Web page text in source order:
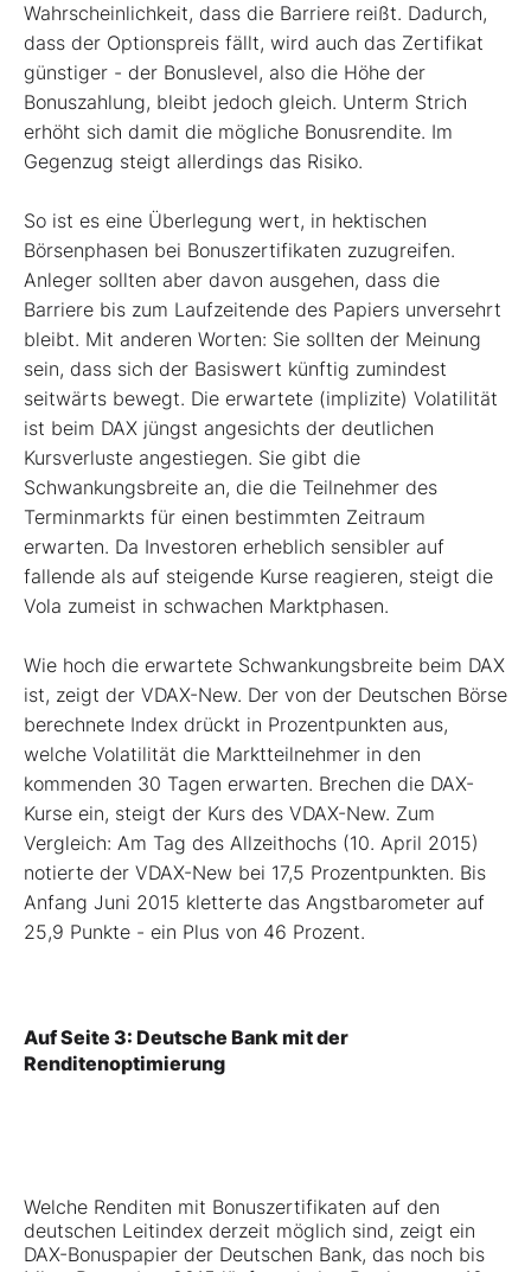
Wahrscheinlichkeit, dass die Barriere reißt. Dadurch,
dass der Optionspreis fällt, wird auch das Zertifikat
günstiger - der Bonuslevel, also die Höhe der
Bonuszahlung, bleibt jedoch gleich. Unterm Strich
erhöht sich damit die mögliche Bonusrendite. Im
Gegenzug steigt allerdings das Risiko.
So ist es eine Überlegung wert, in hektischen
Börsenphasen bei Bonuszertifikaten zuzugreifen.
Anleger sollten aber davon ausgehen, dass die
Barriere bis zum Laufzeitende des Papiers unversehrt
bleibt. Mit anderen Worten: Sie sollten der Meinung
sein, dass sich der Basiswert künftig zumindest
seitwärts bewegt. Die erwartete (implizite) Volatilität
ist beim DAX jüngst angesichts der deutlichen
Kursverluste angestiegen. Sie gibt die
Schwankungsbreite an, die die Teilnehmer des
Terminmarkts für einen bestimmten Zeitraum
erwarten. Da Investoren erheblich sensibler auf
fallende als auf steigende Kurse reagieren, steigt die
Vola zumeist in schwachen Marktphasen.
Wie hoch die erwartete Schwankungsbreite beim DAX
ist, zeigt der VDAX-New. Der von der Deutschen Börse
berechnete Index drückt in Prozentpunkten aus,
welche Volatilität die Marktteilnehmer in den
kommenden 30 Tagen erwarten. Brechen die DAX-
Kurse ein, steigt der Kurs des VDAX-New. Zum
Vergleich: Am Tag des Allzeithochs (10. April 2015)
notierte der VDAX-New bei 17,5 Prozentpunkten. Bis
Anfang Juni 2015 kletterte das Angstbarometer auf
25,9 Punkte - ein Plus von 46 Prozent.
Auf Seite 3: Deutsche Bank mit der
Renditenoptimierung
Welche Renditen mit Bonuszertifikaten auf den
deutschen Leitindex derzeit möglich sind, zeigt ein
DAX-Bonuspapier der Deutschen Bank, das noch bis